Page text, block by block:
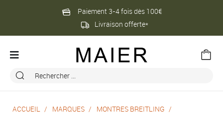
Paiement 3-4 fois dès 100€
Livraison offerte*
ACCUEIL MARQUES
MONTRES BREITLING